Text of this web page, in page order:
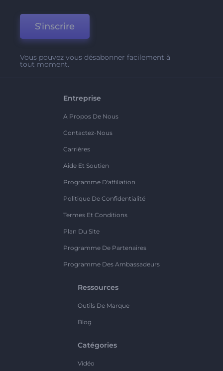
S'inscrire
Vous pouvez vous désabonner facilement à
tout moment.
Entreprise
A Propos De Nous
Contactez-Nous
Carrières
Aide Et Soutien
Programme D'affiliation
Politique De Confidentialité
Termes Et Conditions
Plan Du Site
Programme De Partenaires
Programme Des Ambassadeurs
Ressources
Outils De Marque
Blog
Catégories
Vidéo